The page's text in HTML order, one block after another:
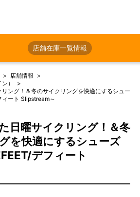
店舗在庫一覧情報
店舗情報
）
ング！＆冬のサイクリングを快適にするシュー
ィート Slipstream～
日曜サイクリング！＆冬
を快適にするシューズ
デフィート